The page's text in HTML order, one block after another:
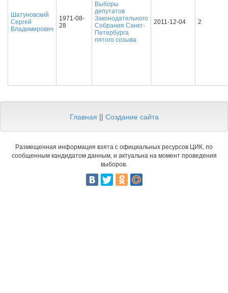
Шатуновский
Сергей
Владимирович
1971-08-
28
Выборы
депутатов
Законодательного
Собрания Санкт-
Петербурга
пятого созыва
2011-12-04 2
Главная || Создание сайта
Размещенная информация взята с официальных ресурсов ЦИК, по
сообщенным кандидатом данным, и актуальна на момент проведения
выборов.